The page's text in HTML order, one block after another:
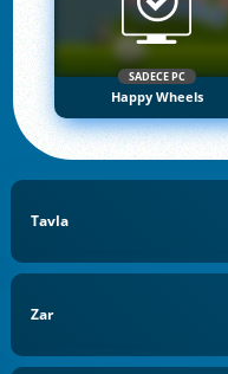
SADECE PC
Happy Wheels
Tavla
Zar